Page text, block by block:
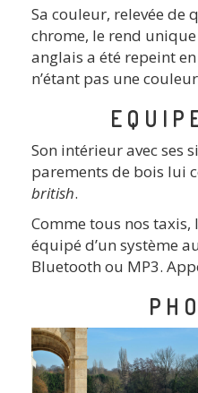
Sa couleur, relevée de
chrome, le rend unique
anglais a été repeint
n’étant pas une
Son intérieur avec ses
parements de bois lui
british.
Comme tous nos
équipé d’un système
Bluetooth ou MP3.